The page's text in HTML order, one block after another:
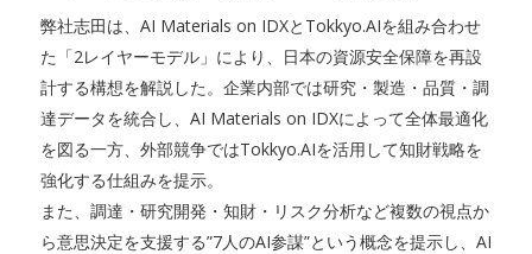
弊社志田は、AI Materials on IDXとTokkyo.AIを組み合わせ
た「2レイヤーモデル」により、日本の資源安全保障を再設
計する構想を解説した。企業内部では研究・製造・品質・調
達データを統合し、AI Materials on IDXによって全体最適化
を図る一方、外部競争ではTokkyo.AIを活用して知財戦略を
強化する仕組みを提示。
また、調達・研究開発・知財・リスク分析など複数の視点か
ら意思決定を支援する”7人のAI参謀”という概念を提示し、AI